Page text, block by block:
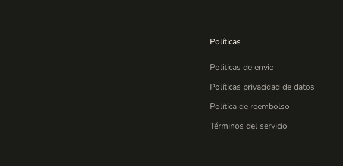
Políticas
Politicas de envio
Políticas privacidad de datos
Política de reembolso
Términos del servicio